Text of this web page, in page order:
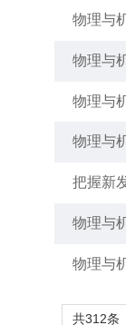
物理与
物理与
物理与
物理与
把握新
物理与
物理与
共312条